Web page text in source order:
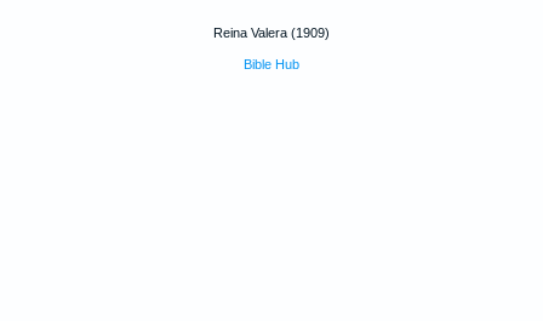
Reina Valera (1909)
Bible Hub